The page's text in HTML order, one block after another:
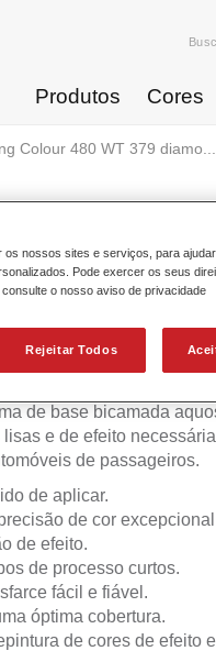
Produtos Cores
Colour 480 WT 379 diamo...
Colour
de base bicamada
e de efeito
de passageiros.
de aplicar.
de cor
de efeito.
de processo curtos.
fácil e fiável.
óptima cobertura.
de cores de efeito
nossos sites e serviços, para
Pode exercer os seus
o nosso aviso de privacidade
Rejeitar Todos